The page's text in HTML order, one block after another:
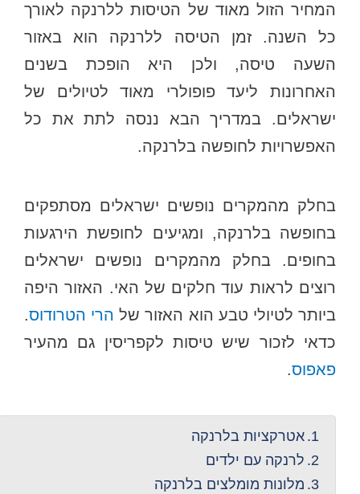
המחיר הזול מאוד של הטיסות ללרנקה לאורך
כל השנה. זמן הטיסה ללרנקה הוא באזור
השעה טיסה, ולכן היא הופכת בשנים
האחרונות ליעד פופולרי מאוד לטיולים של
ישראלים. במדריך הבא ננסה לתת את כל
האפשרויות לחופשה בלרנקה.
בחלק מהמקרים נופשים ישראלים מסתפקים
בחופשה בלרנקה, ומגיעים לחופשת הירגעות
בחופים. בחלק מהמקרים נופשים ישראלים
רוצים לראות עוד חלקים של האי. האזור היפה
ביותר לטיולי טבע הוא האזור של הרי הטרודוס.
כדאי לזכור שיש טיסות לקפריסין גם מהעיר
פאפוס.
אטרקציות בלרנקה
לרנקה עם ילדים
מלונות מומלצים בלרנקה